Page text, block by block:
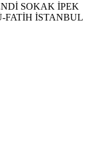
SOKAK İPEK
FATİH İSTANBUL